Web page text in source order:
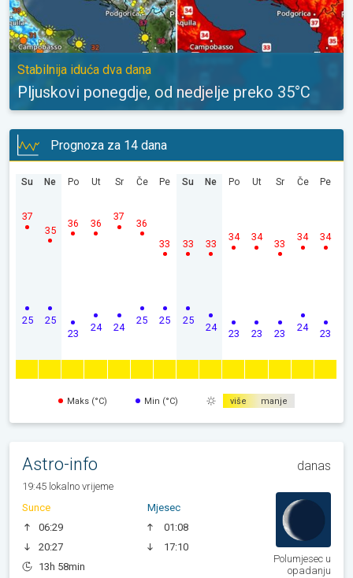
Stabilnija iduća dva dana
Pljuskovi ponegdje, od nedjelje preko 35°C
Prognoza za 14 dana
Su
25
37
Ne
25
35
Po
23
36
Ut
24
36
Sr
24
37
Če
25
36
Pe
25
33
Su
25
33
Ne
24
33
Po
23
34
Ut
23
34
Sr
23
33
Če
24
34
Pe
23
34
Maks (°C) Min (°C) više manje
Astro-info danas
19:45 lokalno vrijeme
Sunce
06:29
20:27
13h 58min
Mjesec
01:08
17:10
Polumjesec u
opadanju